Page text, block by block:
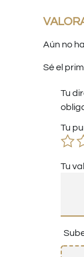
Aún no
Sé el
Tu
Tu
Tu